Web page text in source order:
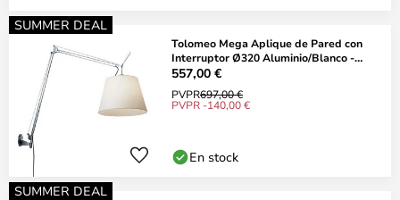
SUMMER DEAL
Tolomeo Mega Aplique de Pared con
Interruptor Ø320 Aluminio/Blanco -
Artemide
557,00 €
PVPR697,00 €
PVPR -140,00 €
En stock
SUMMER DEAL